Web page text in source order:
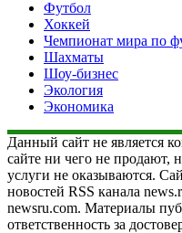
Футбол
Хоккей
Чемпионат мира по
Шахматы
Шоу-бизнес
Экология
Экономика
Данный сайт не является
сайте ни чего не продают,
услуги не оказываются.
новостей RSS канала
newsru.com. Материалы
ответственность за